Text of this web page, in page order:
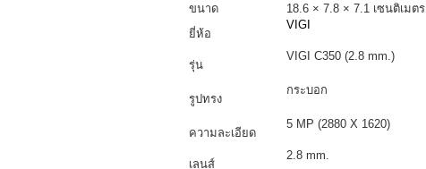
ขนาด
18.6 × 7.8 × 7.1 เซนติเมตร
ยี่ห้อ
VIGI
รุ่น
VIGI C350 (2.8 mm.)
รูปทรง
กระบอก
ความละเอียด
5 MP (2880 X 1620)
เลนส์
2.8 mm.